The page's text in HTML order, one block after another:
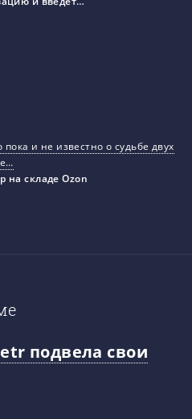
и не известно о судьбе двух
на складе Ozon
подвела свои